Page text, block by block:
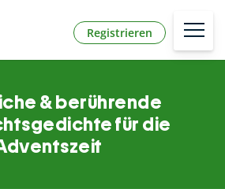
Registrieren
& berührende
für die